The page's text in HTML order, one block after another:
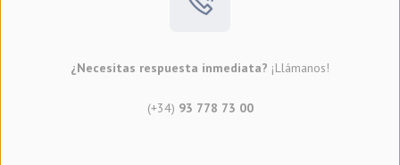
¿Necesitas respuesta inmediata? ¡Llámanos!
(+34) 93 778 73 00